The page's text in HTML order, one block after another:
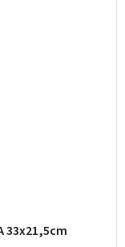
33x21,5cm